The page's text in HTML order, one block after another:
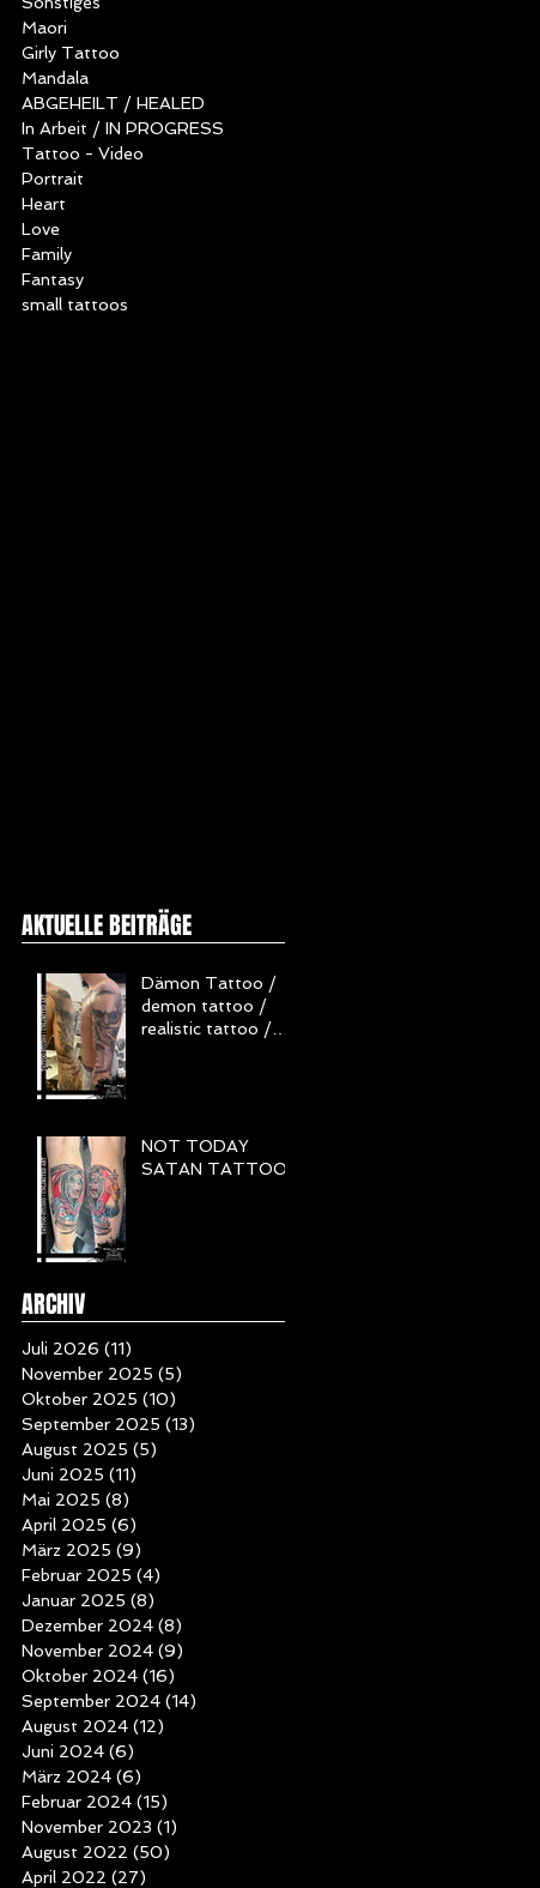
Maori
Girly Tattoo
Mandala
ABGEHEILT / HEALED
In Arbeit / IN PROGRESS
Tattoo - Video
Portrait
Heart
Love
Family
Fantasy
small tattoos
AKTUELLE BEITRÄGE
Dämon Tattoo /
demon tattoo /
realistic tattoo /
NOT TODAY
SATAN TATTOO
ARCHIV
Juli 2026 (11)
November 2025 (5)
Oktober 2025 (10)
September 2025 (13)
August 2025 (5)
Juni 2025 (11)
Mai 2025 (8)
April 2025 (6)
März 2025 (9)
Februar 2025 (4)
Januar 2025 (8)
Dezember 2024 (8)
November 2024 (9)
Oktober 2024 (16)
September 2024 (14)
August 2024 (12)
Juni 2024 (6)
März 2024 (6)
Februar 2024 (15)
November 2023 (1)
August 2022 (50)
April 2022 (27)